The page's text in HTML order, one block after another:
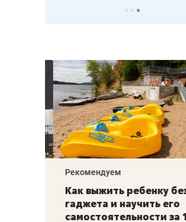
Рекомендуем
Как выжить ребенку без
гаджета и научить его
самостоятельности за 18